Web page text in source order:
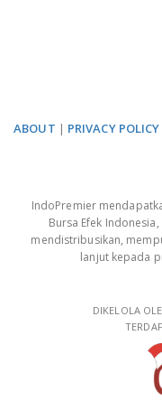
ABOUT | PRIVACY POLICY
IndoPremier
Bursa Efek
mendistribusikan,
lanjut kepada
DIKELOLA